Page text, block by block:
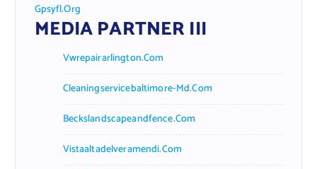
Gpsyfl.org
MEDIA PARTNER III
Vwrepairarlington.com
Cleaningservicebaltimore-Md.com
Beckslandscapeandfence.com
Vistaaltadelveramendi.com